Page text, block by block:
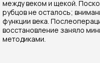
между веком и щекой.
рубцов не осталось;
функции века.
восстановление заняло
методиками.